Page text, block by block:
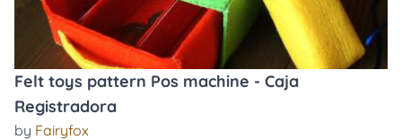
Felt toys pattern Pos machine - Caja
Registradora
by Fairyfox